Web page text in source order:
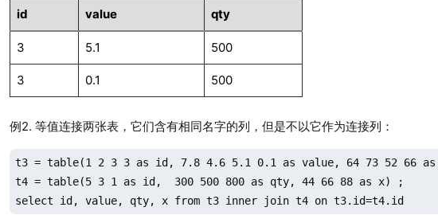
id value qty
3 5.1 500
3 0.1 500
例2. 等值连接两张表，它们含有相同名字的列，但是不以它作为连接列：
t3 = table(1 2 3 3 as id, 7.8 4.6 5.1 0.1 as value, 64 73 52 66
t4 = table(5 3 1 as id,  300 500 800 as qty, 44 66 88 as x) ;
select id, value, qty, x from t3 inner join t4 on t3.id=t4.id